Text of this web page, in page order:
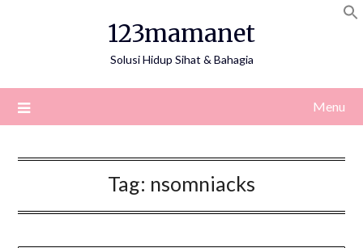
123mamanet
Solusi Hidup Sihat & Bahagia
Menu
Tag: nsomniacks